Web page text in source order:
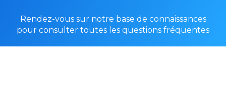
Rendez-vous sur notre base de connaissances
pour consulter toutes les questions fréquentes